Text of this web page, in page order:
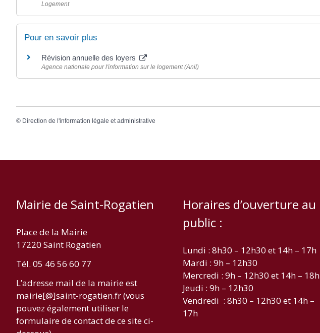
Logement
Pour en savoir plus
Révision annuelle des loyers
Agence nationale pour l'information sur le logement (Anil)
© Direction de l'information légale et administrative
Mairie de Saint-Rogatien
Place de la Mairie
17220 Saint Rogatien
Tél. 05 46 56 60 77
L’adresse mail de la mairie est
mairie[@]saint-rogatien.fr (vous
pouvez également utiliser le
formulaire de contact de ce site ci-
Horaires d’ouverture au
public :
Lundi : 8h30 – 12h30 et 14h – 17h
Mardi : 9h – 12h30
Mercredi : 9h – 12h30 et 14h – 18h
Jeudi : 9h – 12h30
Vendredi : 8h30 – 12h30 et 14h –
17h